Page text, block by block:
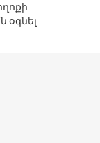
օգնել